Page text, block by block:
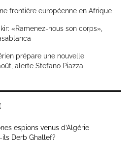
frontière européenne en Afrique
«Ramenez-nous son corps»,
prépare une nouvelle
alerte Stefano Piazza
espions venus d’Algérie
ils Derb Ghallef?